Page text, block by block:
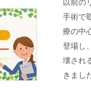
以前の
手術で
療の中
登場し
壊され
きまし